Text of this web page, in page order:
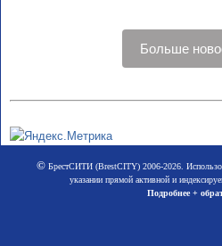
Больше
©БрестСИТИ (BrestCITY) 2006-2026.
указании прямой активной и
Подробнее +